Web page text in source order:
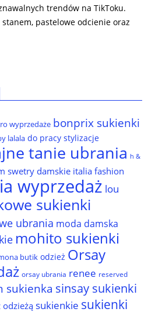
trendów na TikToku.
pastelowe odcienie oraz
wyprzedaże bonprix sukienki
lalala do pracy stylizacje
tanie ubrania h &
swetry damskie italia fashion
wyprzedaż lou
sukienki
ubrania moda damska
mohito sukienki
butik odzież Orsay
orsay ubrania renee reserved
sukienka sinsay sukienki
odzieżą sukienkie sukienki